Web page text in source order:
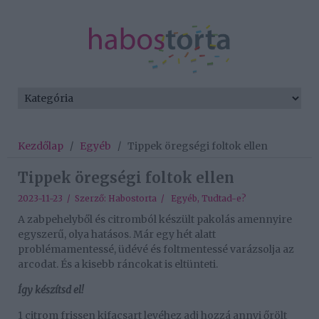
Kezdőlap / Egyéb / Tippek öregségi foltok ellen
Tippek öregségi foltok ellen
2023-11-23 / Szerző: Habostorta / Egyéb, Tudtad-e?
A zabpehelyből és citromból készült pakolás amennyire
egyszerű, olya hatásos. Már egy hét alatt
problémamentessé, üdévé és foltmentessé varázsolja az
arcodat. És a kisebb ráncokat is eltünteti.
Így készítsd el!
1 citrom frissen kifacsart levéhez adj hozzá annyi őrölt